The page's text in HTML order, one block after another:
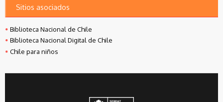
Sitios asociados
Biblioteca Nacional de Chile
Biblioteca Nacional Digital de Chile
Chile para niños